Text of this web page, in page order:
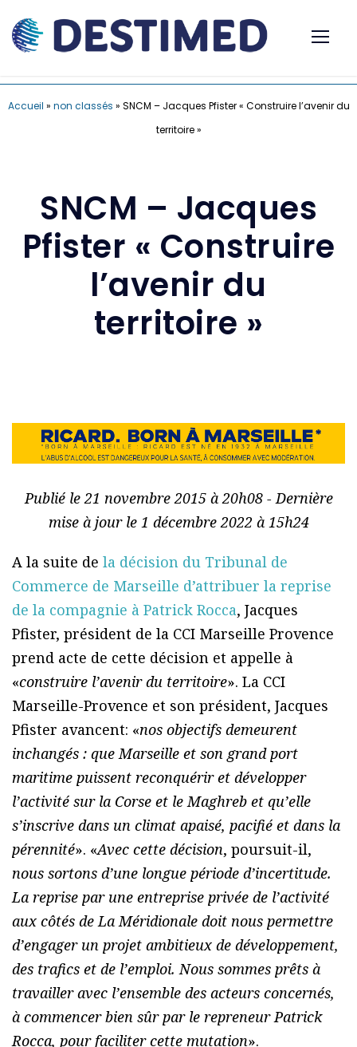
Accueil » non classés » SNCM – Jacques Pfister « Construire l’avenir du
territoire »
SNCM – Jacques
Pfister « Construire
l’avenir du
territoire »
Publié le 21 novembre 2015 à 20h08 - Dernière
mise à jour le 1 décembre 2022 à 15h24
A la suite de la décision du Tribunal de
Commerce de Marseille d’attribuer la reprise
de la compagnie à Patrick Rocca, Jacques
Pfister, président de la CCI Marseille Provence
prend acte de cette décision et appelle à
«construire l’avenir du territoire». La CCI
Marseille-Provence et son président, Jacques
Pfister avancent: «nos objectifs demeurent
inchangés : que Marseille et son grand port
maritime puissent reconquérir et développer
l’activité sur la Corse et le Maghreb et qu’elle
s’inscrive dans un climat apaisé, pacifié et dans la
pérennité». «Avec cette décision, poursuit-il,
nous sortons d’une longue période d’incertitude.
La reprise par une entreprise privée de l’activité
aux côtés de La Méridionale doit nous permettre
d’engager un projet ambitieux de développement,
des trafics et de l’emploi. Nous sommes prêts à
travailler avec l’ensemble des acteurs concernés,
à commencer bien sûr par le repreneur Patrick
Rocca, pour faciliter cette mutation».